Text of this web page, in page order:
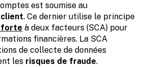
est soumise au
. Ce dernier utilise le principe
forte à deux facteurs (SCA) pour
financières. La SCA
de collecte de données
les risques de fraude.